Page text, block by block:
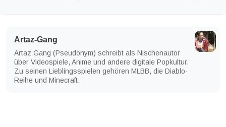
Artaz-Gang
Artaz Gang (Pseudonym) schreibt als Nischenautor
über Videospiele, Anime und andere digitale Popkultur.
Zu seinen Lieblingsspielen gehören MLBB, die Diablo-
Reihe und Minecraft.